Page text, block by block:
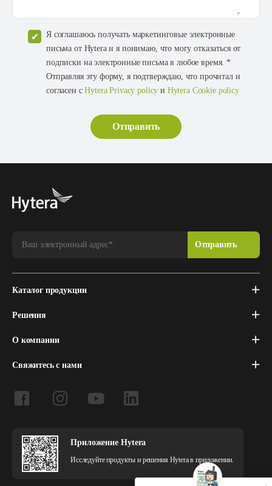
Я соглашаюсь получать маркетинговые электронные
письма от Hytera и я понимаю, что могу отказаться от
подписки на электронные письма в любое время. *
Отправляя эту форму, я подтверждаю, что прочитал и
согласен сHytera Privacy policy и Hytera Cookie policy
Каталог продукции
Решения
О компании
Свяжитесь с нами
Приложение Hytera
Исследуйте продукты и решения Hytera в приложении.